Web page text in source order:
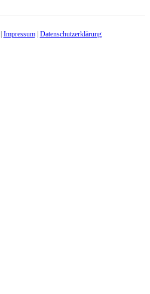
Impressum| Datenschutzerklärung